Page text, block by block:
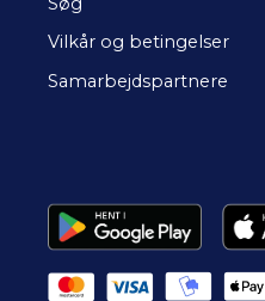
Vilkår og betingelser
Samarbejdspartnere